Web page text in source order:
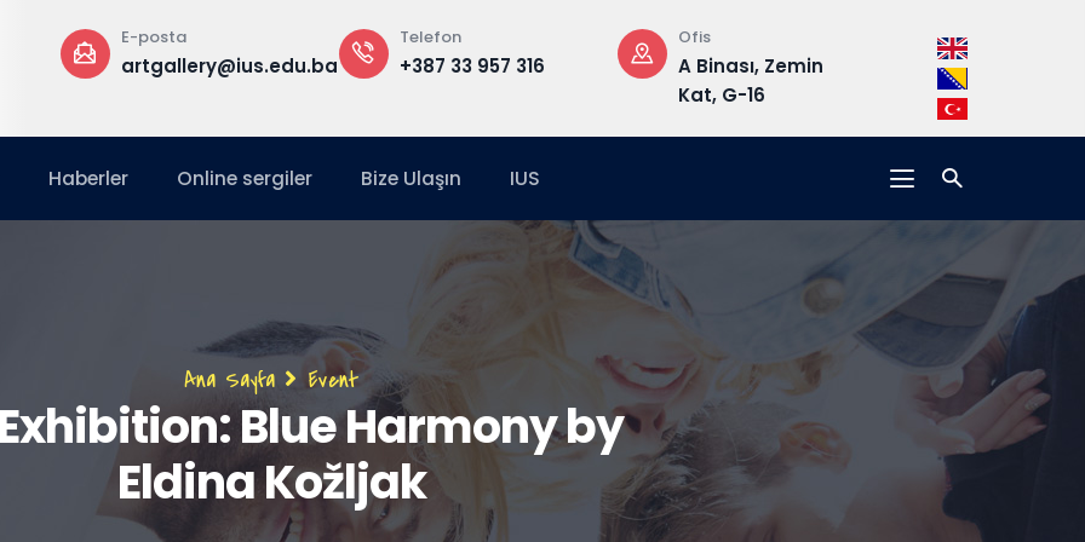
E-posta
artgallery@ius.edu.ba
Telefon
+387 33 957 316
Ofis
A Binası, Zemin
Kat, G-16
Çalışma Saatleri
Pzt-Cm: 08.30 –
17.00
Haberler Online sergiler Bize Ulaşın IUS
Sayfa
yolu
Ana Sayfa Event
Blue Harmony by
Eldina Kožljak